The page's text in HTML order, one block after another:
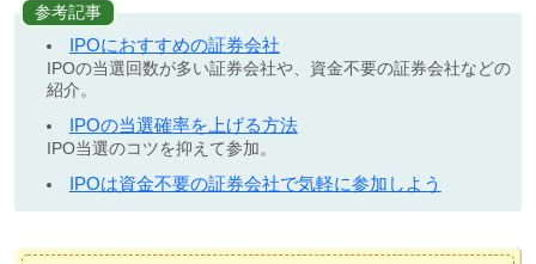
参考記事
IPOにおすすめの証券会社
IPOの当選回数が多い証券会社や、資金不要の証券会社などの
紹介。
IPOの当選確率を上げる方法
IPO当選のコツを抑えて参加。
IPOは資金不要の証券会社で気軽に参加しよう